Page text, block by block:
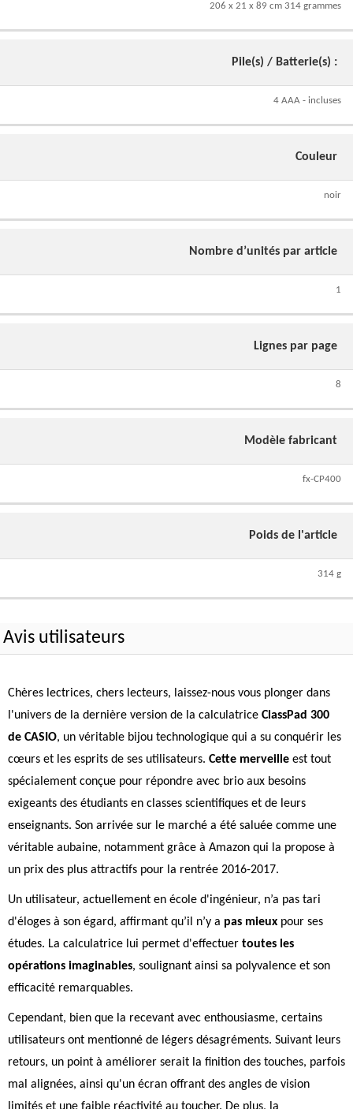
206 x 21 x 89 cm 314 grammes
Pile(s) / Batterie(s) :
4 AAA - incluses
Couleur
noir
Nombre d’unités par article
1
Lignes par page
8
Modèle fabricant
fx-CP400
Poids de l'article
314 g
Avis utilisateurs
Chères lectrices, chers lecteurs, laissez-nous vous plonger dans
l'univers de la dernière version de la calculatrice ClassPad 300
de CASIO, un véritable bijou technologique qui a su conquérir les
cœurs et les esprits de ses utilisateurs. Cette merveille est tout
spécialement conçue pour répondre avec brio aux besoins
exigeants des étudiants en classes scientifiques et de leurs
enseignants. Son arrivée sur le marché a été saluée comme une
véritable aubaine, notamment grâce à Amazon qui la propose à
un prix des plus attractifs pour la rentrée 2016-2017.
Un utilisateur, actuellement en école d'ingénieur, n’a pas tari
d'éloges à son égard, affirmant qu’il n’y a pas mieux pour ses
études. La calculatrice lui permet d'effectuer toutes les
opérations imaginables, soulignant ainsi sa polyvalence et son
efficacité remarquables.
Cependant, bien que la recevant avec enthousiasme, certains
utilisateurs ont mentionné de légers désagréments. Suivant leurs
retours, un point à améliorer serait la finition des touches, parfois
mal alignées, ainsi qu'un écran offrant des angles de vision